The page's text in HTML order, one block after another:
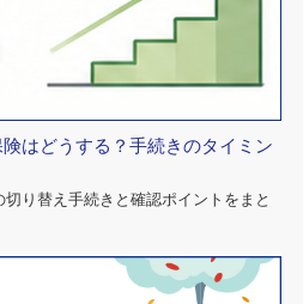
はどうする？手続きのタイミン
り替え手続きと確認ポイントをまと